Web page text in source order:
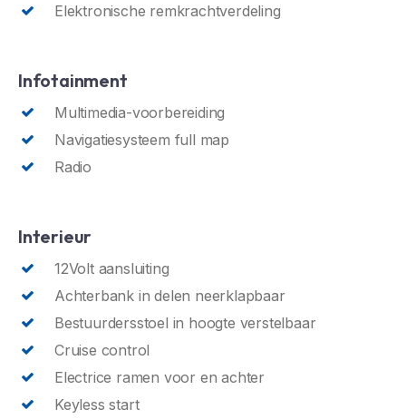
Elektronische remkrachtverdeling
Infotainment
Multimedia-voorbereiding
Navigatiesysteem full map
Radio
Interieur
12Volt aansluiting
Achterbank in delen neerklapbaar
Bestuurdersstoel in hoogte verstelbaar
Cruise control
Electrice ramen voor en achter
Keyless start